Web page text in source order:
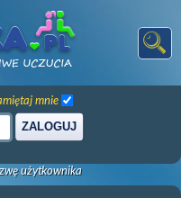
ZALOGUJ
mnie
użytkownika